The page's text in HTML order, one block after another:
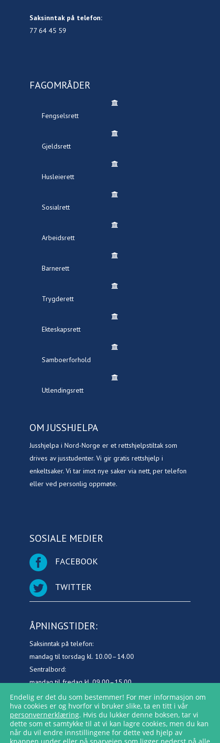
Saksinntak på telefon:
77 64 45 59
FAGOMRÅDER
Fengselsrett
Gjeldsrett
Husleierett
Sosialrett
Arbeidsrett
Barnerett
Trygderett
Ekteskapsrett
Samboerforhold
Utlendingsrett
OM JUSSHJELPA
Jusshjelpa i Nord-Norge er et rettshjelpstiltak som
drives av jusstudenter. Vi gir gratis rettshjelp i
enkeltsaker. Vi tar imot nye saker via nett, per telefon
eller ved personlig oppmøte.
SOSIALE MEDIER
FACEBOOK
TWITTER
ÅPNINGSTIDER:
Saksinntak på telefon:
mandag til torsdag kl. 10.00–14.00
Sentralbord:
mandag til fredag kl. 09.00–15.00
Endelig er det du som bestemmer! For mer informasjon om
hva cookies er og hvorfor vi bruker slike, ta en titt i vår
personvernerklæring. Hvis du lukker denne boksen, tar vi
dette som et samtykke til at vi kan lagre cookies, men du kan
når du vil endre innstillingene for dette ved hjelp av